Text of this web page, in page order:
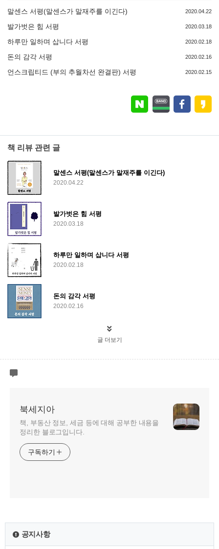
말센스 서평(말센스가 말재주를 이긴다) 2020.04.22
발가벗은 힘 서평 2020.03.18
하루만 일하며 삽니다 서평 2020.02.18
돈의 감각 서평 2020.02.16
언스크립티드 (부의 추월차선 완결판) 서평 2020.02.15
책 리뷰 관련 글
말센스 서평(말센스가 말재주를 이긴다)
2020.04.22
발가벗은 힘 서평
2020.03.18
하루만 일하며 삽니다 서평
2020.02.18
돈의 감각 서평
2020.02.16
글 더보기
북세지아
책, 부동산 정보, 세금 등에 대해 공부한 내용을
정리한 블로그입니다.
구독하기
공지사항